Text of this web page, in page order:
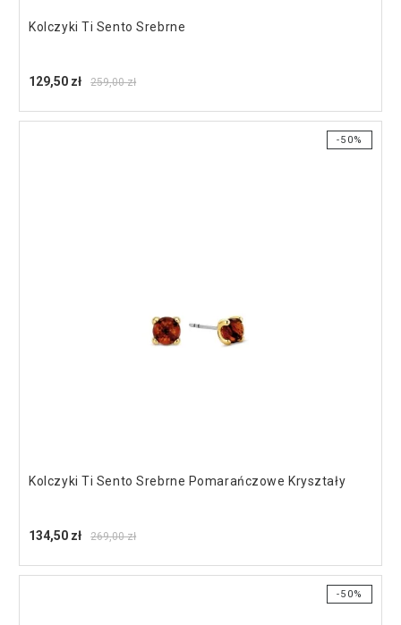
Kolczyki Ti Sento Srebrne
259,00 zł
129,50 zł
Kolczyki Ti Sento Srebrne Pomarańczowe Kryształy
269,00 zł
134,50 zł
-50%
-50%